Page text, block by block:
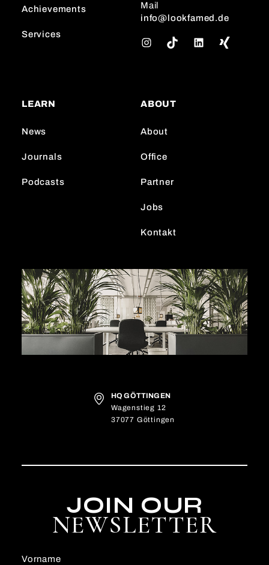
Achievements
Services
Mail
info@lookfamed.de
g
a
LEARN
News
Journals
Podcasts
ABOUT
About
Office
Partner
Jobs
Kontakt
HQ GÖTTINGEN
Wagenstieg 12
37077 Göttingen
JOIN OUR
NEWSLETTER
Vorname